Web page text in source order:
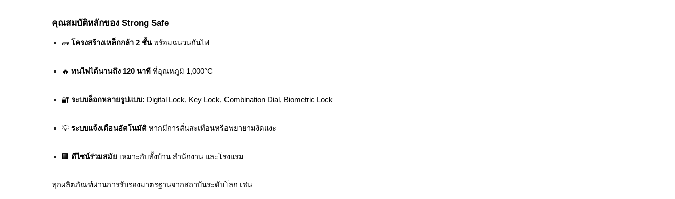
คุณสมบัติหลักของ Strong Safe
🧱 โครงสร้างเหล็กกล้า 2 ชั้นพร้อมฉนวนกันไฟ
🔥 ทนไฟได้นานถึง 120 นาทีที่อุณหภูมิ 1,000°C
🔐 ระบบล็อกหลายรูปแบบ: Digital Lock, Key Lock, Combination Dial, Biometric Lock
💡 ระบบแจ้งเตือนอัตโนมัติหากมีการสั่นสะเทือนหรือพยายามงัดแงะ
🏢 ดีไซน์ร่วมสมัย เหมาะกับทั้งบ้าน สำนักงาน และโรงแรม
ทุกผลิตภัณฑ์ผ่านการรับรองมาตรฐานจากสถาบันระดับโลก เช่น